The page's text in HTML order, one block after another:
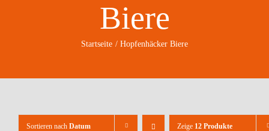
Biere
Startseite Hopfenhäcker Biere
Sortieren nach Datum Zeige 12 Produkte